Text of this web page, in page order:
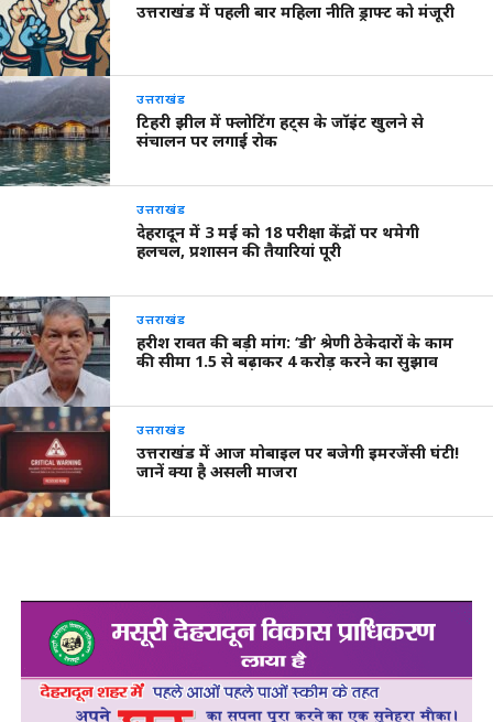
उत्तराखंड में पहली बार महिला नीति ड्राफ्ट को मंजूरी
उत्तराखंड
टिहरी झील में फ्लोटिंग हट्स के जॉइंट खुलने से
संचालन पर लगाई रोक
उत्तराखंड
देहरादून में 3 मई को 18 परीक्षा केंद्रों पर थमेगी
हलचल, प्रशासन की तैयारियां पूरी
उत्तराखंड
हरीश रावत की बड़ी मांग: ‘डी’ श्रेणी ठेकेदारों के काम
की सीमा 1.5 से बढ़ाकर 4 करोड़ करने का सुझाव
उत्तराखंड
उत्तराखंड में आज मोबाइल पर बजेगी इमरजेंसी घंटी!
जानें क्या है असली माजरा